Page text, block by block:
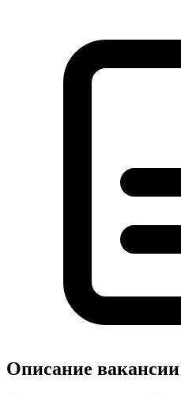
Описание вакансии